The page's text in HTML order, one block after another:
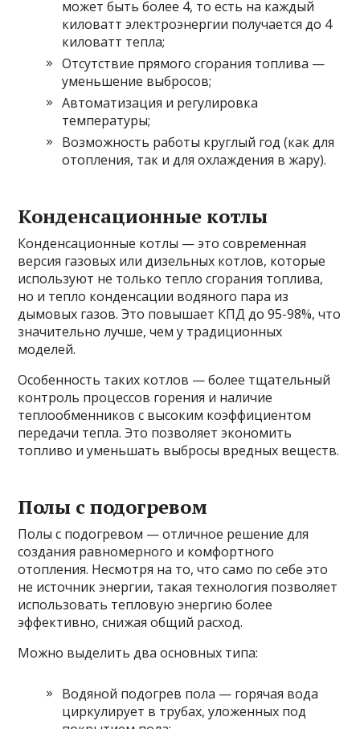
может быть более 4, то есть на каждый
киловатт электроэнергии получается до 4
киловатт тепла;
Отсутствие прямого сгорания топлива —
уменьшение выбросов;
Автоматизация и регулировка
температуры;
Возможность работы круглый год (как для
отопления, так и для охлаждения в жару).
Конденсационные котлы
Конденсационные котлы — это современная
версия газовых или дизельных котлов, которые
используют не только тепло сгорания топлива,
но и тепло конденсации водяного пара из
дымовых газов. Это повышает КПД до 95-98%, что
значительно лучше, чем у традиционных
моделей.
Особенность таких котлов — более тщательный
контроль процессов горения и наличие
теплообменников с высоким коэффициентом
передачи тепла. Это позволяет экономить
топливо и уменьшать выбросы вредных веществ.
Полы с подогревом
Полы с подогревом — отличное решение для
создания равномерного и комфортного
отопления. Несмотря на то, что само по себе это
не источник энергии, такая технология позволяет
использовать тепловую энергию более
эффективно, снижая общий расход.
Можно выделить два основных типа:
Водяной подогрев пола — горячая вода
циркулирует в трубах, уложенных под